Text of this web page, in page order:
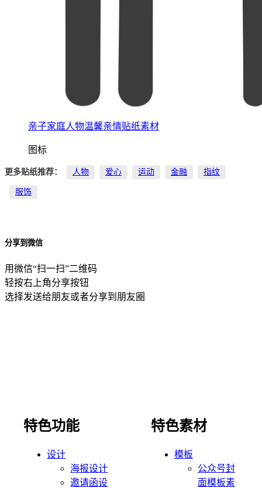
亲子家庭人物温馨亲情贴纸素材
图标
更多贴纸推荐： 人物 爱心 运动 金融 指纹
服饰
分享到微信
用微信“扫一扫”二维码
轻按右上角分享按钮
选择发送给朋友或者分享到朋友圈
特色功能
设计
海报设计
邀请函设
特色素材
模板
公众号封
面模板素